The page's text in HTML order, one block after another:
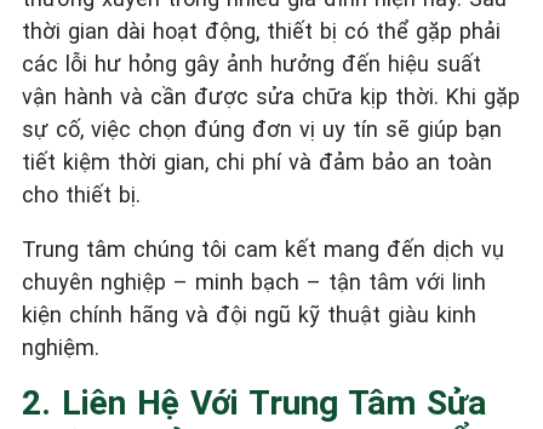
thời gian dài hoạt động, thiết bị có thể gặp phải
các lỗi hư hỏng gây ảnh hưởng đến hiệu suất
vận hành và cần được sửa chữa kịp thời. Khi gặp
sự cố, việc chọn đúng đơn vị uy tín sẽ giúp bạn
tiết kiệm thời gian, chi phí và đảm bảo an toàn
cho thiết bị.
Trung tâm chúng tôi cam kết mang đến dịch vụ
chuyên nghiệp – minh bạch – tận tâm với linh
kiện chính hãng và đội ngũ kỹ thuật giàu kinh
nghiệm.
2. Liên Hệ Với Trung Tâm Sửa